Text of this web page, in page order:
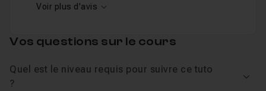
Voir plus d'avis
Vos questions sur le cours
Quel est le niveau requis pour suivre ce tuto
?